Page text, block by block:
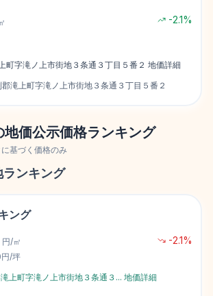
-2.1%
町字滝ノ上市街地３条通３丁目５番２ 地価詳細
滝上町字滝ノ上市街地３条通３丁目５番２
地価公示価格ランキング
基づく価格のみ
ランキング
ング
円/㎡ -2.1%
/坪
上町字滝ノ上市街地３条通３ ... 地価詳細